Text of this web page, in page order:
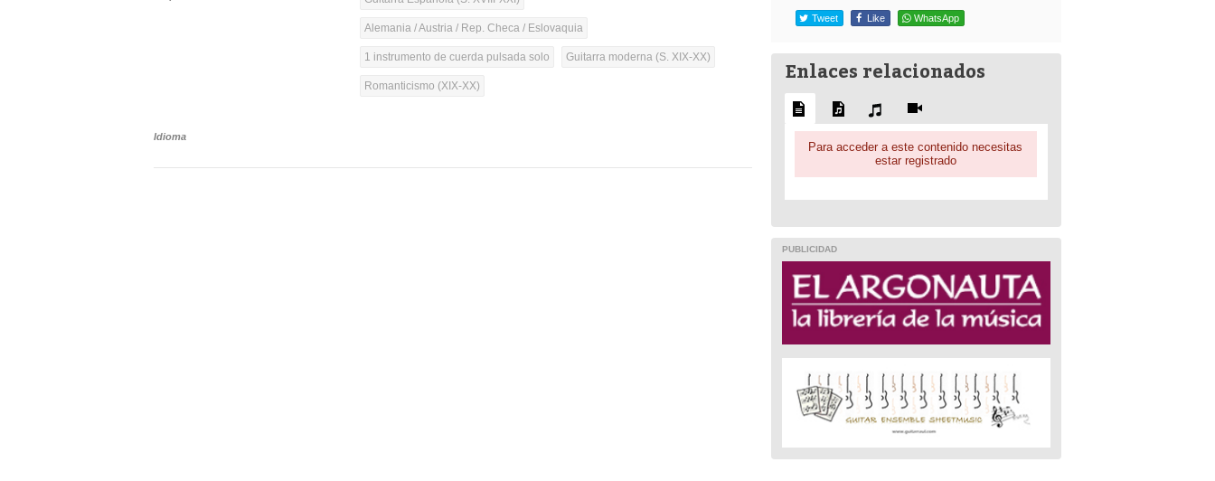
Alemania / Austria / Rep. Checa / Eslovaquia
1 instrumento de cuerda pulsada solo Guitarra moderna (S. XIX-XX)
Romanticismo (XIX-XX)
Idioma
Tweet Like WhatsApp
Enlaces relacionados
Para acceder a este contenido necesitas
estar registrado
PUBLICIDAD